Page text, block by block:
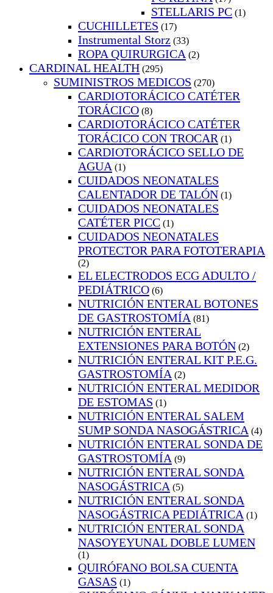
STELLARIS PC (1)
CUCHILLETES (17)
Instrumental Storz (33)
ROPA QUIRURGICA (2)
CARDINAL HEALTH (295)
SUMINISTROS MEDICOS (270)
CARDIOTORÁCICO CATÉTER
TORÁCICO (8)
CARDIOTORÁCICO CATÉTER
TORÁCICO CON TROCAR (1)
CARDIOTORÁCICO SELLO DE
AGUA (1)
CUIDADOS NEONATALES
CALENTADOR DE TALÓN (1)
CUIDADOS NEONATALES
CATÉTER PICC (1)
CUIDADOS NEONATALES
PROTECTOR PARA FOTOTERAPIA
(2)
EL ELECTRODOS ECG ADULTO /
PEDIÁTRICO (6)
NUTRICIÓN ENTERAL BOTONES
DE GASTROSTOMÍA (81)
NUTRICIÓN ENTERAL
EXTENSIONES PARA BOTÓN (2)
NUTRICIÓN ENTERAL KIT P.E.G.
GASTROSTOMÍA (2)
NUTRICIÓN ENTERAL MEDIDOR
DE ESTOMAS (1)
NUTRICIÓN ENTERAL SALEM
SUMP SONDA NASOGÁSTRICA (4)
NUTRICIÓN ENTERAL SONDA DE
GASTROSTOMÍA (9)
NUTRICIÓN ENTERAL SONDA
NASOGÁSTRICA (5)
NUTRICIÓN ENTERAL SONDA
NASOGÁSTRICA PEDIÁTRICA (1)
NUTRICIÓN ENTERAL SONDA
NASOYEYUNAL DOBLE LUMEN
(1)
QUIRÓFANO BOLSA CUENTA
GASAS (1)